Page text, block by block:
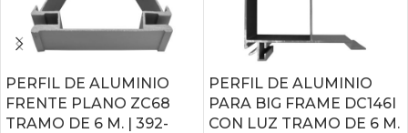
PERFIL DE ALUMINIO
FRENTE PLANO ZC68
TRAMO DE 6 M. | 392-
PERFIL DE ALUMINIO
PARA BIG FRAME DC146I
CON LUZ TRAMO DE 6 M.